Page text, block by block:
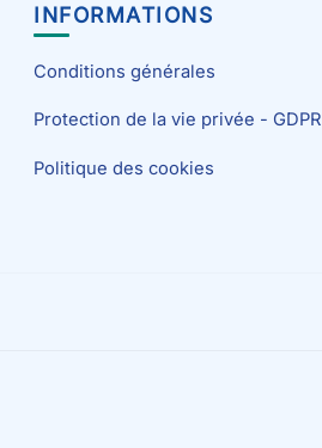
INFORMATIONS
Conditions générales
Protection de la vie privée - GDPR
Politique des cookies